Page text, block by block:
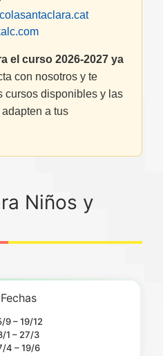
el curso 2026-2027 ya
con nosotros y te
cursos disponibles y las
a tus
Niños y
Fechas
9 – 19/12
1 – 27/3
4 – 19/6